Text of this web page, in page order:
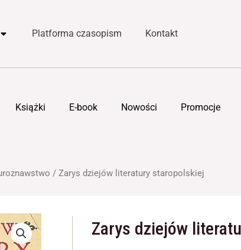
Platforma czasopism Kontakt
Książki E-book Nowości Promocje
/ Zarys dziejów literatury staropolskiej
Zarys dziejów